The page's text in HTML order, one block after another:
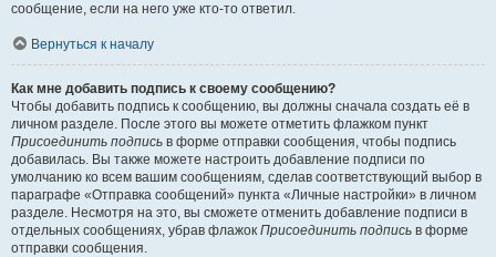
сообщение, если на него уже кто-то ответил.
Вернуться к началу
Как мне добавить подпись к своему сообщению?
Чтобы добавить подпись к сообщению, вы должны сначала создать её в
личном разделе. После этого вы можете отметить флажком пункт
Присоединить подпись в форме отправки сообщения, чтобы подпись
добавилась. Вы также можете настроить добавление подписи по
умолчанию ко всем вашим сообщениям, сделав соответствующий выбор в
параграфе «Отправка сообщений» пункта «Личные настройки» в личном
разделе. Несмотря на это, вы сможете отменить добавление подписи в
отдельных сообщениях, убрав флажок Присоединить подпись в форме
отправки сообщения.